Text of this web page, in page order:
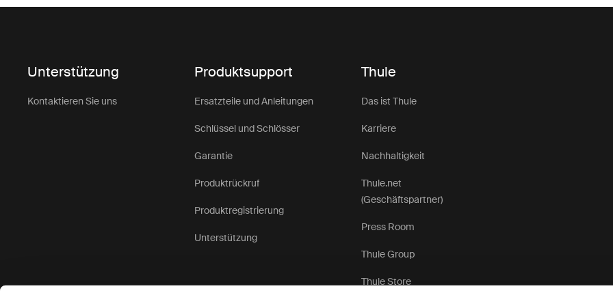
Unterstützung
Kontaktieren Sie uns
Produktsupport
Ersatzteile und Anleitungen
Schlüssel und Schlösser
Garantie
Produktrückruf
Produktregistrierung
Unterstützung
Thule
Das ist Thule
Karriere
Nachhaltigkeit
Thule.net
(Geschäftspartner)
Press Room
Thule Group
Thule Store